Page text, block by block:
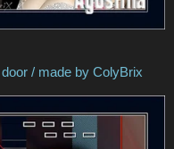
by Lea
by ColyBrix